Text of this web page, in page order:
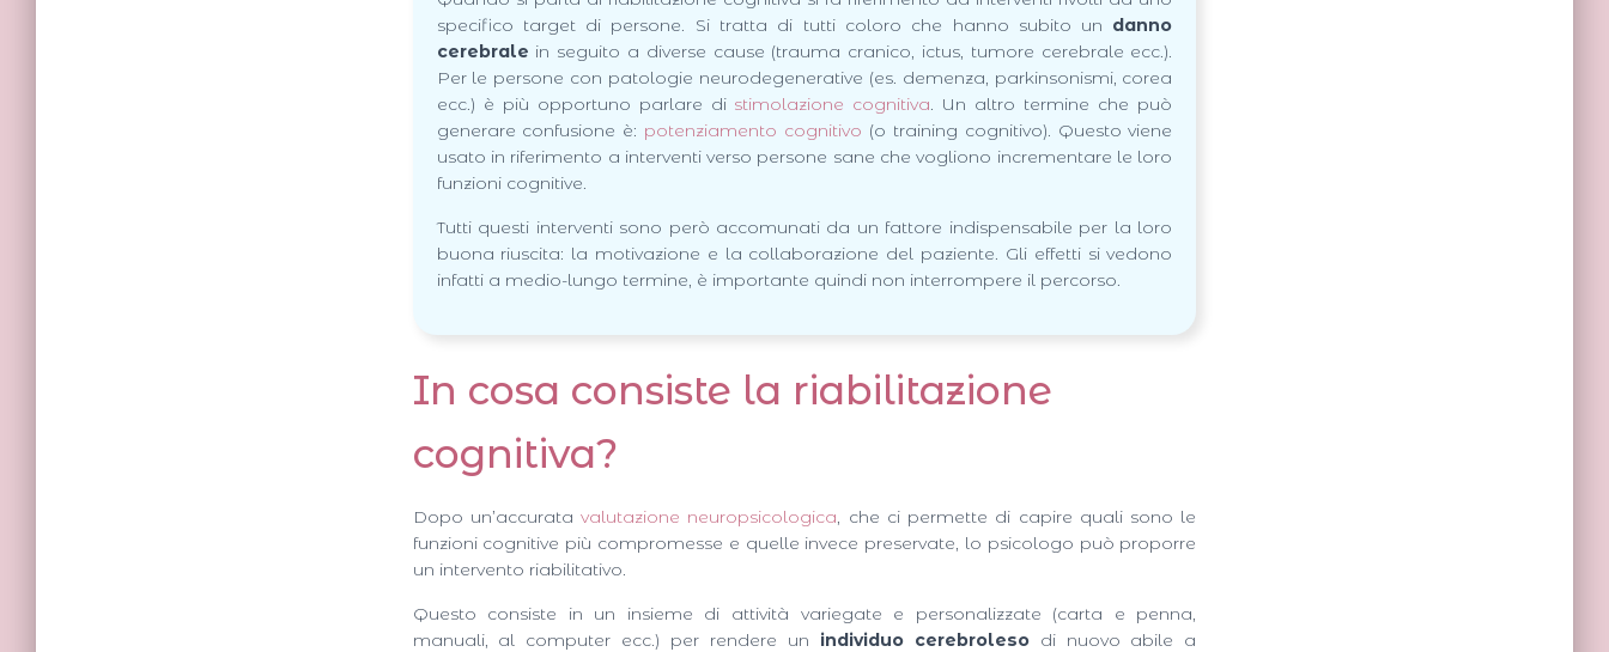
specifico target di persone. Si tratta di tutti coloro che hanno subito un danno
cerebrale in seguito a diverse cause (trauma cranico, ictus, tumore cerebrale ecc.).
Per le persone con patologie neurodegenerative (es. demenza, parkinsonismi, corea
ecc.) è più opportuno parlare di stimolazione cognitiva. Un altro termine che può
generare confusione è: potenziamento cognitivo (o training cognitivo). Questo viene
usato in riferimento a interventi verso persone sane che vogliono incrementare le loro
funzioni cognitive.
Tutti questi interventi sono però accomunati da un fattore indispensabile per la loro
buona riuscita: la motivazione e la collaborazione del paziente. Gli effetti si vedono
infatti a medio-lungo termine, è importante quindi non interrompere il percorso.
In cosa consiste la riabilitazione
cognitiva?
Dopo un’accuratavalutazione neuropsicologica, che ci permette di capire quali sono le
funzioni cognitive più compromesse e quelle invece preservate, lo psicologo può proporre
un intervento riabilitativo.
Questo consiste in un insieme di attività variegate e personalizzate (carta e penna,
manuali, al computer ecc.) per rendere un individuo cerebrolesodi nuovo abile a